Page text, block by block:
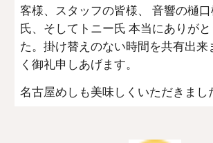
客様、スタッフの皆様、 音響の樋
氏、そしてトニー氏 本当にありが
た。掛け替えのない時間を共有出来
く御礼申しあげます。
名古屋めしも美味しくいただきまし